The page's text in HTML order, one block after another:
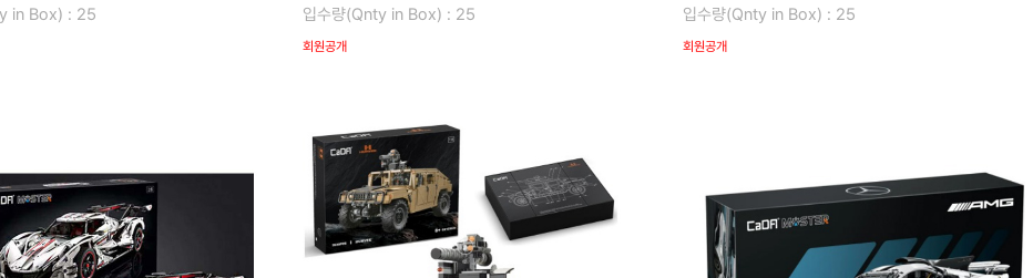
in Box) : 25 입수량(Qnty in Box) : 25
회원공개
입수량(Qnty in Box) : 25
회원공개